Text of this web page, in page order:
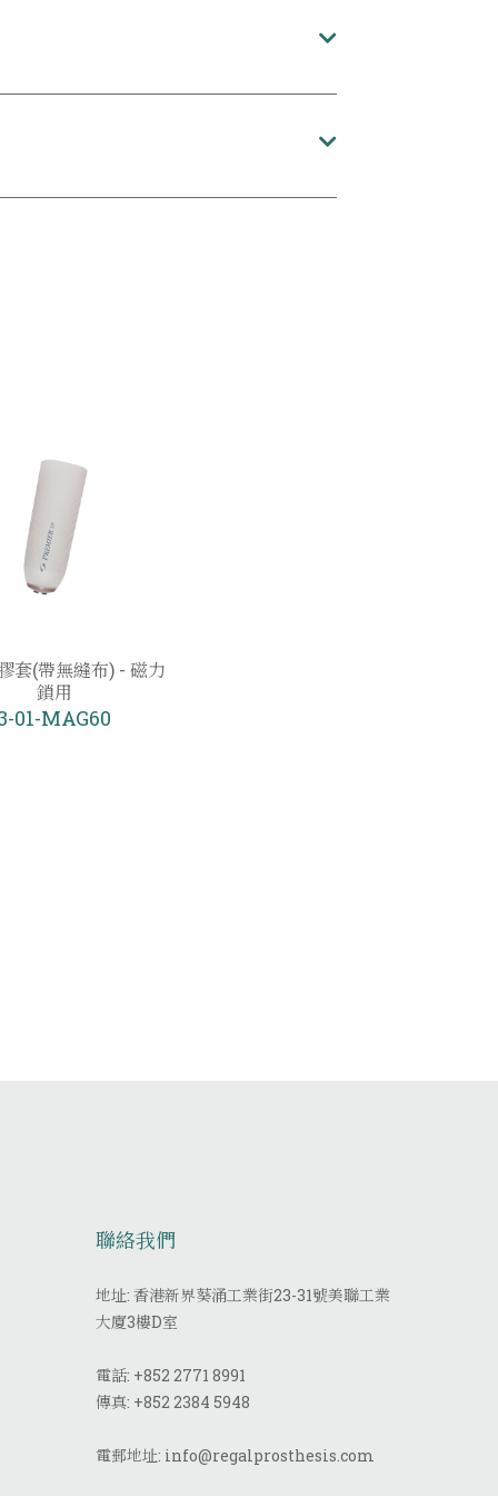
套(帶無縫布) - 磁力
鎖用
01-MAG60
聯絡我們
地址: 香港新界葵涌工業街23-31號美聯工業
大廈3樓D室
電話: +852 2771 8991
傳真: +852 2384 5948
電郵地址: info@regalprosthesis.com